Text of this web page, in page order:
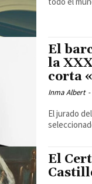
El
la
corta
Inma Albert -
El jurado
El